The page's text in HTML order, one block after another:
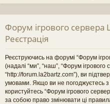
ст
Форум ігрового сервера
Реєстрація
Реєструючись на форумі “Форум
(надалі “ми”, “наш”, “Форум
“http://forum.la2bartz.com”), ви
умовами. Якщо ви не погоджуєтесь
користуйтесь “Форум ігрового
за собою право змінювати ці